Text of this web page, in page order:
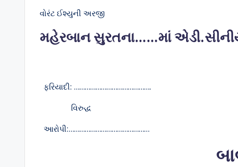
વોરંટ ઈશ્યુની અરજી
મહેરબાન સુરતના……માં
ફરિયાદી: …………………………………….
વિરુદ્ધ
આરોપી:………………………………………